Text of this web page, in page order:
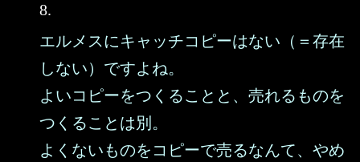
8.
エルメスにキャッチコピーはない（＝存在
しない）ですよね。
よいコピーをつくることと、売れるものを
つくることは別。
よくないものをコピーで売るなんて、やめ